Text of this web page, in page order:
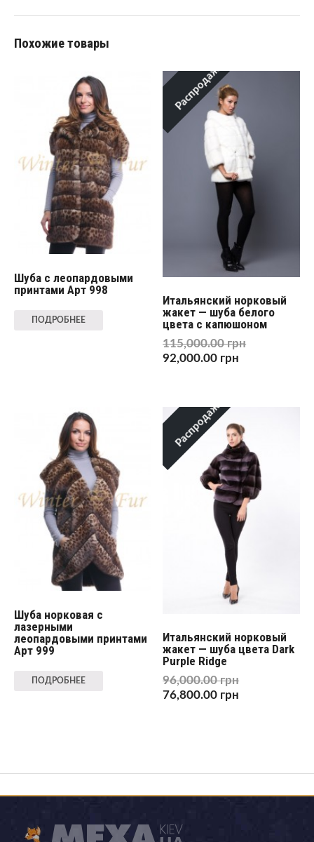
Похожие товары
Шуба с леопардовыми
принтами Арт 998
ПОДРОБНЕЕ
Распродажа!
Итальянский норковый
жакет — шуба белого
цвета с капюшоном
115,000.00грн
92,000.00 грн
Шуба норковая с
лазерными
леопардовыми принтами
Арт 999
ПОДРОБНЕЕ
Распродажа!
Итальянский норковый
жакет — шуба цвета Dark
Purple Ridge
96,000.00грн
76,800.00 грн